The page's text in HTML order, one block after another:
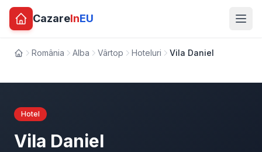
CazareInEU
AcasăRomânia Alba Vârtop Hoteluri Vila Daniel
Hotel
Vila Daniel